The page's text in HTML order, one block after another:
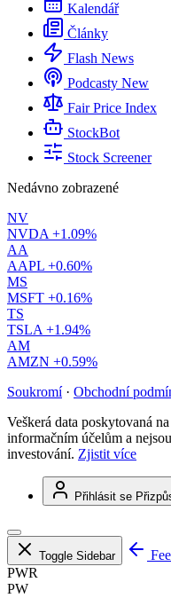
Kalendář
Články
Flash News
Podcasty New
Fair Price Index
StockBot
Stock Screener
Nedávno zobrazené
NV
NVDA +1.09%
AA
AAPL +0.60%
MS
MSFT +0.16%
TS
TSLA +1.94%
AM
AMZN +0.59%
Soukromí · Obchodní
Veškerá data poskytovaná
informačním účelům a
investování. Zjistit více
Přihlásit se
Toggle Sidebar
PWR
PW